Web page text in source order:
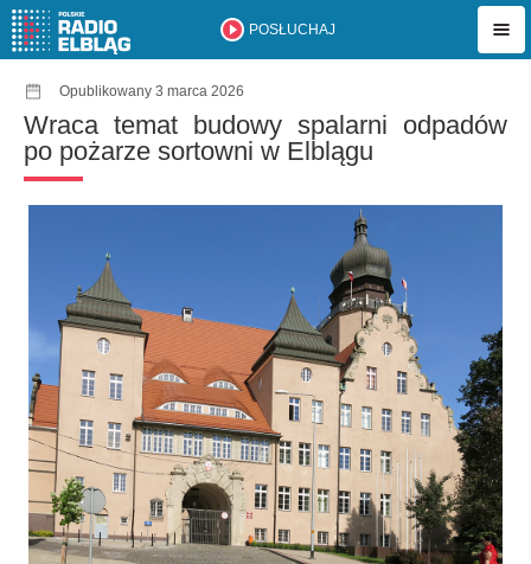
POSŁUCHAJ
Opublikowany 3 marca 2026
Wraca temat budowy spalarni odpadów
po pożarze sortowni w Elblągu